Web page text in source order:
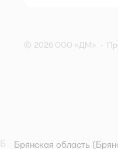
© 2026 ООО «ДМ» •
Брянская область